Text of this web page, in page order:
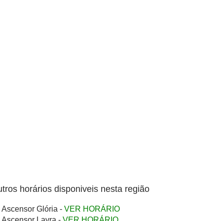
horários disponiveis nesta região
Ascensor Glória - VER HORÁRIO